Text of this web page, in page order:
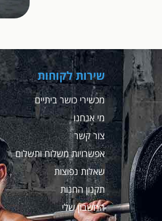
שירות לקוחות
מכשירי כושר ביתיים
מי אנחנו
צור קשר
אפשרויות משלוח ותשלום
שאלות נפוצות
תקנון החנות
החשבון שלי